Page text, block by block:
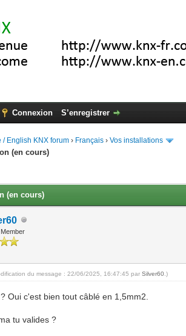
Connexion S’enregistrer
/ English KNX forum › Français ›Vos installations
(en cours)
(en cours)
du message : 22/06/2025, 16:47:45 parSilver60 .)
Oui c'est bien tout câblé en 1,5mm2.
tu valides ?